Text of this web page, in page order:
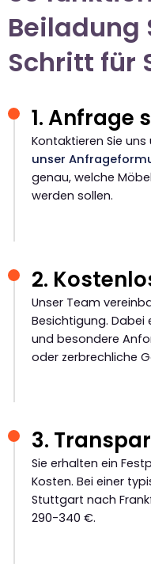
Schritt für
1. Anfrage
Kontaktieren Sie uns
unser
genau, welche
werden sollen.
2.
Unser Team
Besichtigung.
und besondere
oder zerbrechliche
3.
Sie erhalten ein
Kosten. Bei einer
Stuttgart nach
290-340 €.